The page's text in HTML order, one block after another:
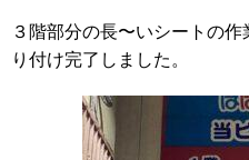
３階部分の長〜いシートの
り付け完了しました。